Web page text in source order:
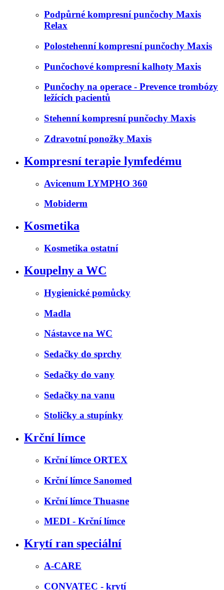
Podpůrné kompresní punčochy Maxis
Relax
Polostehenní kompresní punčochy Maxis
Punčochové kompresní kalhoty Maxis
Punčochy na operace - Prevence trombózy
ležících pacientů
Stehenní kompresní punčochy Maxis
Zdravotní ponožky Maxis
Kompresní terapie lymfedému
Avicenum LYMPHO 360
Mobiderm
Kosmetika
Kosmetika ostatní
Koupelny a WC
Hygienické pomůcky
Madla
Nástavce na WC
Sedačky do sprchy
Sedačky do vany
Sedačky na vanu
Stoličky a stupínky
Krční límce
Krční límce ORTEX
Krční límce Sanomed
Krční límce Thuasne
MEDI - Krční límce
Krytí ran speciální
A-CARE
CONVATEC - krytí